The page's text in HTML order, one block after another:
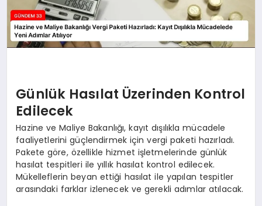
Günlük Hasılat Üzerinden Kontrol
Edilecek
Hazine ve Maliye Bakanlığı, kayıt dışılıkla mücadele
faaliyetlerini güçlendirmek için vergi paketi hazırladı.
Pakete göre, özellikle hizmet işletmelerinde günlük
hasılat tespitleri ile yıllık hasılat kontrol edilecek.
Mükelleflerin beyan ettiği hasılat ile yapılan tespitler
arasındaki farklar izlenecek ve gerekli adımlar atılacak.